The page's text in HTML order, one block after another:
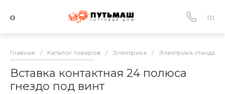
Главная / Каталог товаров / Электрика / Электрика
Вставка контактная 24 полюса
гнездо под винт